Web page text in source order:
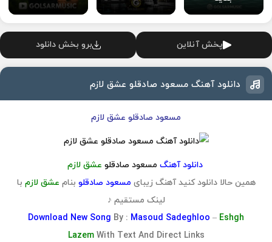
پخش آنلاین برو بخش دانلود
دانلود آهنگ مسعود صادقلو عشق لازم
مسعود صادقلو عشق لازم
دانلود آهنگ مسعود صادقلو عشق لازم
همین حالا دانلود کنید آهنگ زیبای مسعود صادقلو بنام عشق لازم با
لینک مستقیم ♪
Download New Song By : Masoud Sadeghloo – Eshgh
Lazem With Text And Direct Links